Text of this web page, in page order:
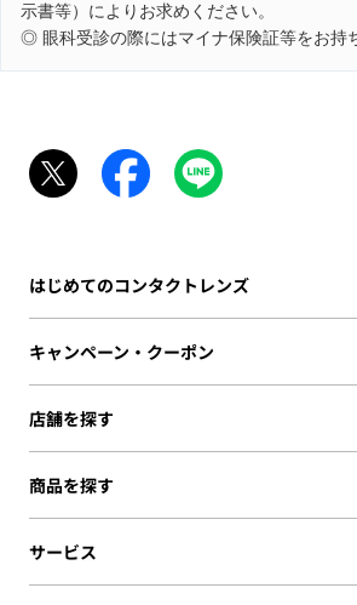
示書等）によりお求めください。
◎ 眼科受診の際にはマイナ保険証等をお持
はじめてのコンタクトレンズ
キャンペーン・クーポン
店舗を探す
商品を探す
サービス